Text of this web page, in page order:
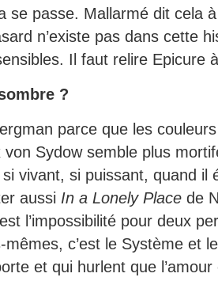
se passe. Mallarmé dit cela
n’existe pas dans cette
Il faut relire Epicure
?
parce que les
Sydow semble plus
vivant, si puissant, quand il
aussi In a Lonely Place de
l’impossibilité pour deux
mêmes, c’est le Système et
et qui hurlent que